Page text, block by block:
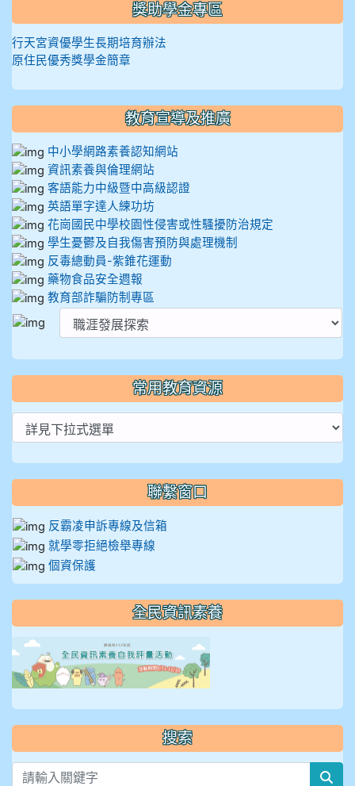
獎助學金專區
行天宮資優學生長期培育辦法
原住民優秀獎學金簡章
教育宣導及推廣
中小學網路素養認知網站
資訊素養與倫理網站
客語能力中級暨中高級認證
英語單字達人練功坊
花崗國民中學校園性侵害或性騷擾防治規定
學生憂鬱及自我傷害預防與處理機制
反毒總動員-紫錐花運動
藥物食品安全週報
教育部詐騙防制專區
常用教育資源
聯繫窗口
反霸凌申訴專線及信箱
就學零拒絕檢舉專線
個資保護
全民資訊素養
搜索